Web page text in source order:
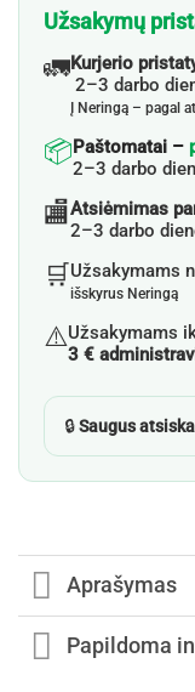
Užsakymų
🚛Kurjerio
2–3 darbo
Į Neringą – pagal
📦Paštomatai –
2–3 darbo
🏬Atsiėmimas
2–3 darbo
🛒Užsakymams
išskyrus Neringą
⚠️Užsakymams
3 €
🔒Saugus
Aprašymas
Papildoma